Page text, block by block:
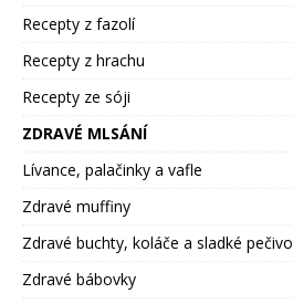
Recepty z fazolí
Recepty z hrachu
Recepty ze sóji
ZDRAVÉ MLSÁNÍ
Lívance, palačinky a vafle
Zdravé muffiny
Zdravé buchty, koláče a sladké pečivo
Zdravé bábovky